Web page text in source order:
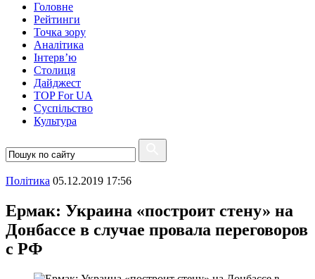
Головне
Рейтинги
Точка зору
Аналітика
Інтерв’ю
Столиця
Дайджест
TOP For UA
Суспiльство
Культура
Полiтика 05.12.2019 17:56
Ермак: Украина «построит стену» на
Донбассе в случае провала переговоров
с РФ